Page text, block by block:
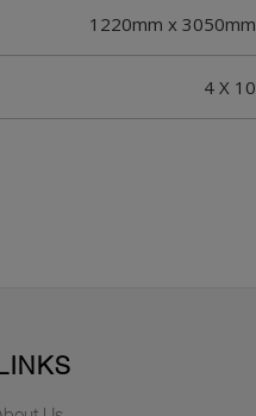
1220mm x 3050mm
4 X 10
LINKS